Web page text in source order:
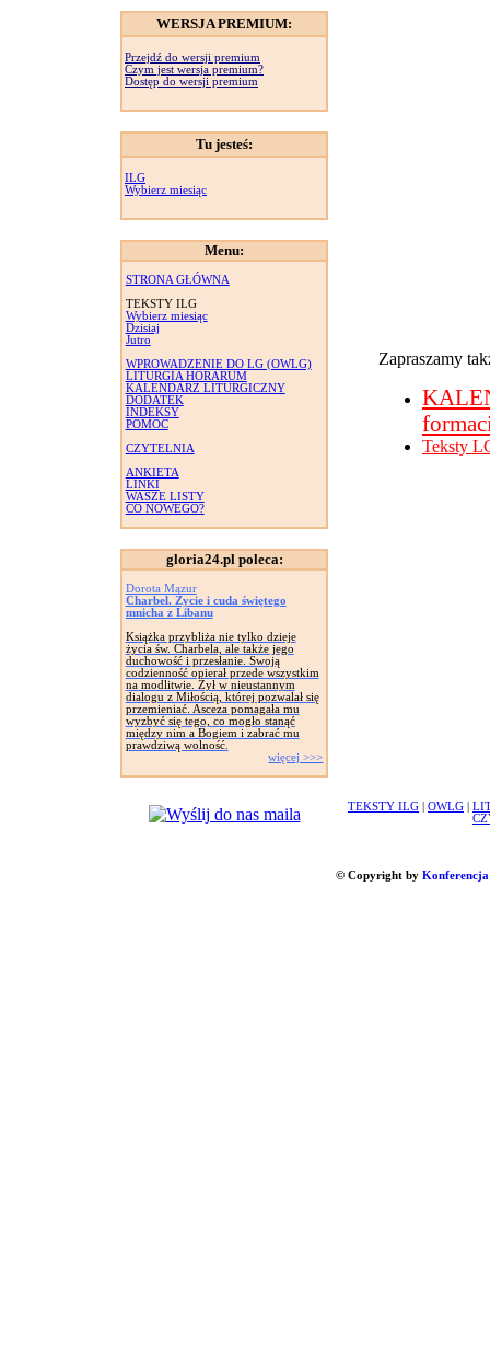
WERSJA PREMIUM:
Przejdź do wersji premium
Czym jest wersja premium?
Dostęp do wersji premium
Tu jesteś:
ILG
Wybierz miesiąc
Menu:
STRONA GŁÓWNA
TEKSTY ILG
Wybierz miesiąc
Dzisiaj
Jutro
WPROWADZENIE DO LG (OWLG)
LITURGIA HORARUM
KALENDARZ LITURGICZNY
DODATEK
INDEKSY
POMOC
CZYTELNIA
ANKIETA
LINKI
WASZE LISTY
CO NOWEGO?
gloria24.pl poleca:
Dorota Mazur
Charbel. Życie i cuda świętego
mnicha z Libanu
Książka przybliża nie tylko dzieje
życia św. Charbela, ale także jego
duchowość i przesłanie. Swoją
codzienność opierał przede wszystkim
na modlitwie. Żył w nieustannym
dialogu z Miłością, której pozwalał się
przemieniać. Asceza pomagała mu
wyzbyć się tego, co mogło stanąć
między nim a Bogiem i zabrać mu
prawdziwą wolność.
więcej >>>
Zapraszamy
Teksty
TEKSTY ILG OWLG
© Copyright by Konferencja